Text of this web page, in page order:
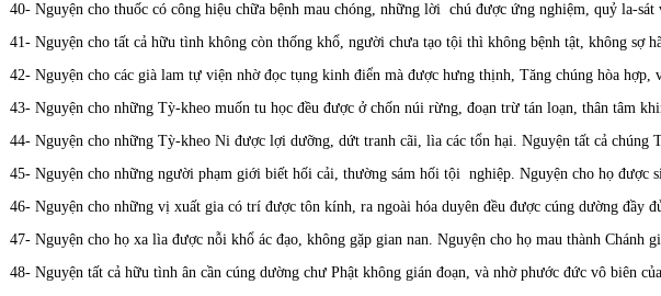
40- Nguyện cho thuốc có công hiệu chữa bệnh mau chóng, những lời chú được ứng nghiệm, quỷ la-
41- Nguyện cho tất cả hữu tình không còn thống khổ, người chưa tạo tội thì không bệnh tật, không sợ
42- Nguyện cho các già lam tự viện nhờ đọc tụng kinh điển mà được hưng thịnh, Tăng chúng hòa hợp,
43- Nguyện cho những Tỳ-kheo muốn tu học đều được ở chốn núi rừng, đoạn trừ tán loạn, thân tâm
44- Nguyện cho những Tỳ-kheo Ni được lợi dưỡng, dứt tranh cãi, lìa các tổn hại. Nguyện tất cả chúng
45- Nguyện cho những người phạm giới biết hối cải, thường sám hối tội nghiệp. Nguyện cho họ được
46- Nguyện cho những vị xuất gia có trí được tôn kính, ra ngoài hóa duyên đều được cúng dường đầy
47- Nguyện cho họ xa lìa được nỗi khổ ác đạo, không gặp gian nan. Nguyện cho họ mau thành Chánh
48- Nguyện tất cả hữu tình ân cần cúng dường chư Phật không gián đoạn, và nhờ phước đức vô biên